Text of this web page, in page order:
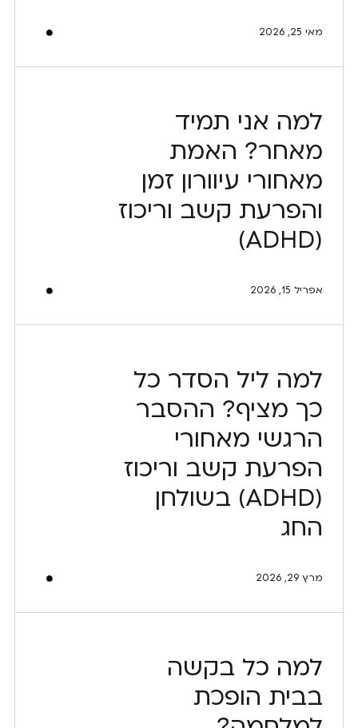
מאי 25, 2026
למה אני תמיד
מאחר? האמת
מאחורי עיוורון זמן
והפרעת קשב וריכוז
(ADHD)
אפריל 15, 2026
למה ליל הסדר כל
כך מציף? ההסבר
הרגשי מאחורי
הפרעת קשב וריכוז
(ADHD) בשולחן
החג
מרץ 29, 2026
למה כל בקשה
בבית הופכת